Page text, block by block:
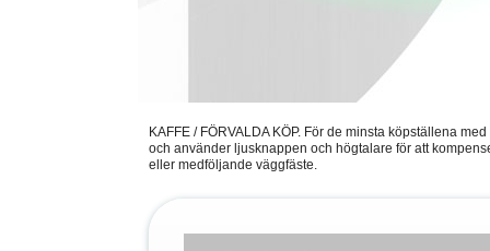
KAFFE / FÖRVALDA KÖP. För de minsta köpställena
och använder ljusknappen och högtalare för att
eller medföljande väggfäste.